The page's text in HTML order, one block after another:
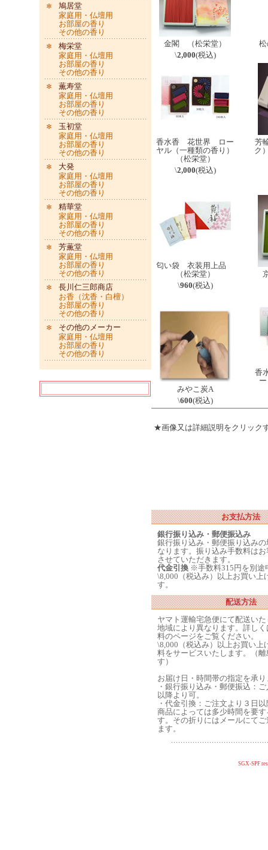
鳩居堂
家庭用・仏壇用
お部屋の香り
その他の香り
梅栄堂
家庭用・仏壇用
お部屋の香り
その他の香り
薫寿堂
家庭用・仏壇用
お部屋の香り
その他の香り
玉初堂
家庭用・仏壇用
お部屋の香り
その他の香り
大発
家庭用・仏壇用
お部屋の香り
その他の香り
精華堂
家庭用・仏壇用
お部屋の香り
その他の香り
芳薫堂
家庭用・仏壇用
お部屋の香り
その他の香り
長川仁三郎商店
お香（沈香・白檀）
お部屋の香り
その他の香り
その他のメーカー
家庭用・仏壇用
お部屋の香り
その他の香り
金閣 （松栄堂）
\2,000(税込)
香水香 花世界 ロー
ヤル（一種類の香り）
（松栄堂）
\2,000(税込)
芳
ク
匂い袋 衣装用上品
（松栄堂）
\960(税込)
みやこ炭A
\600(税込)
香
★画像又は詳細説明をクリック
お支払方法
銀行振り込み・郵便振込み
銀行振り込み・郵便振り込み
なります。振り込み手数料は
させていただきます。
代金引換※手数料315円を別途
\8,000（税込み）以上お買い上
す。
配送方法
ヤマト運輸宅急便にて配送い
地域により異なります。詳し
料のページをご覧ください。
\8,000（税込み）以上お買い上
料をサービスいたします。（
す）
お届け日・時間帯の指定を承り
・銀行振り込み・郵便振込：
以降より可。
・代金引換：ご注文より３日
商品によっては多少時間を要
す。その折りにはメールにて
ます。
SGX-SPF